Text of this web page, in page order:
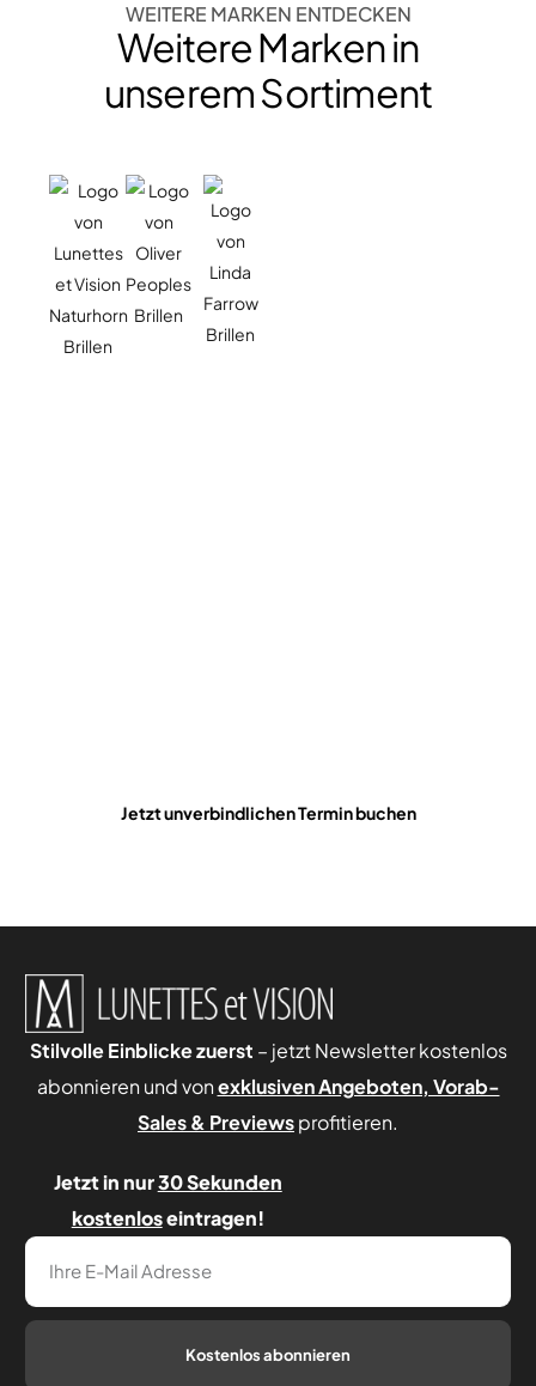
WEITERE MARKEN ENTDECKEN
Weitere Marken in
unserem Sortiment
Jetzt unverbindlichen Termin buchen
Stilvolle Einblicke zuerst – jetzt Newsletter kostenlos
abonnieren und vonexklusiven Angeboten, Vorab-
Sales & Previewsprofitieren.
Jetzt in nur30 Sekunden
kostenloseintragen!
Kostenlos abonnieren